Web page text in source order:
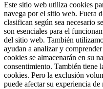
Este sitio web utiliza cookies
navega por el sitio web. Fuera
clasifican según sea necesario
son esenciales para el
del sitio web. También
ayudan a analizar y
cookies se almacenarán en su
consentimiento. También tiene
cookies. Pero la exclusión
puede afectar su experiencia de